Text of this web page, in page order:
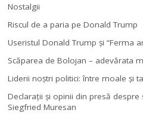
Nostalgii
Riscul de a paria pe Donald Trump
Useristul Donald Trump şi “Ferma
Scăparea de Bolojan – adevărata
Liderii noştri politici: între moale şi
Declaraţii şi opinii din presă despre
Siegfried Muresan